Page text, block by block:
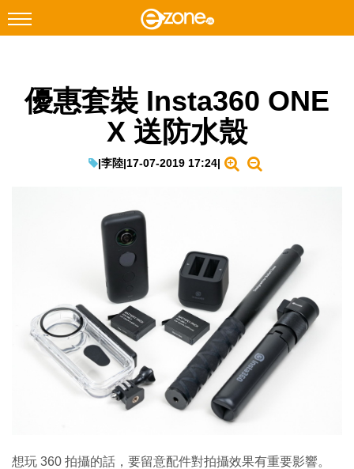
Facebook Instagram
生成式AI與雲端應用
Enterprise Digital Transformation
優惠套裝 Insta360 ONE
X 送防水殼
|李陸|17-07-2019 17:24|
想玩 360 拍攝的話，要留意配件對拍攝效果有重要影響。